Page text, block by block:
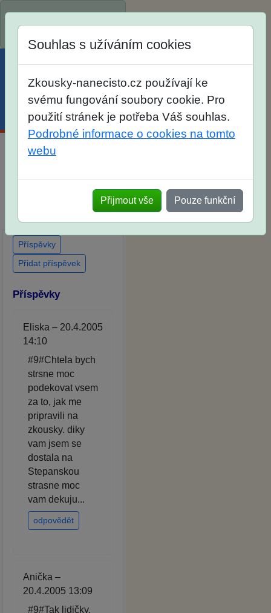
Spustili jsme přihlašování
na školní rok 2026/2027!
Účet Košík
u zkoušek na SŠ? Vaše
ohlasy po skutečných
přijímacích zkouškách
Souhlas s užíváním cookies
Zkousky-nanecisto.cz používají ke
svému fungování soubory cookie. Pro
použití stránek je potřeba Váš souhlas.
Podrobné informace o cookies na tomto
webu
Přijmout vše Pouze funkční
Příspěvky
Přidat příspěvek
Příspěvky
Eliska – 20.4.2005
14:10
#9#Chtela bych
strsne moc
podekovat vsem
za to, jak me
pripravili na
zkousky. diky
vam jsem se
dostala na
Stepanskou
strasne moc
vam dekuju...
odpovědět
Anička –
20.4.2005 13:09
#9#Tak lidičky,